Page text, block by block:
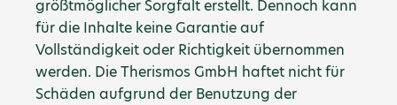
größtmöglicher Sorgfalt erstellt. Dennoch kann
für die Inhalte keine Garantie auf
Vollständigkeit oder Richtigkeit übernommen
werden. Die Therismos GmbH haftet nicht für
Schäden aufgrund der Benutzung der